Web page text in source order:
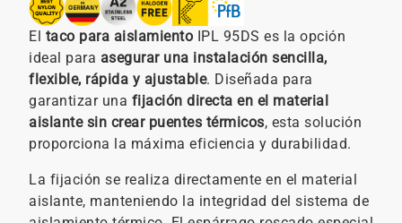
El taco para aislamiento IPL 95DS es la opción
ideal para asegurar una instalación sencilla,
flexible, rápida y ajustable. Diseñada para
garantizar una fijación directa en el material
aislante sin crear puentes térmicos, esta solución
proporciona la máxima eficiencia y durabilidad.
La fijación se realiza directamente en el material
aislante, manteniendo la integridad del sistema de